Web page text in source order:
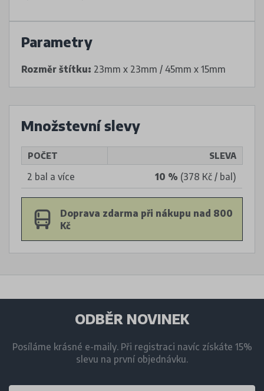
Parametry
Rozměr štítku: 23mm x 23mm / 45mm x 15mm
Množstevní slevy
POČET SLEVA
2 bal a více 10 % (378 Kč / bal)
Doprava zdarma při nákupu nad 800
Kč
ODBĚR NOVINEK
Posíláme krásné e-maily. Při registraci navíc získáte 15%
slevu na první objednávku.